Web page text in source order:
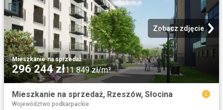
Zobacz zdjęcie
Mieszkanie·na sprzedaż
296 244 zł11 849 zł/m²
Mieszkanie na sprzedaż, Rzeszów, Słocina
Województwo podkarpackie